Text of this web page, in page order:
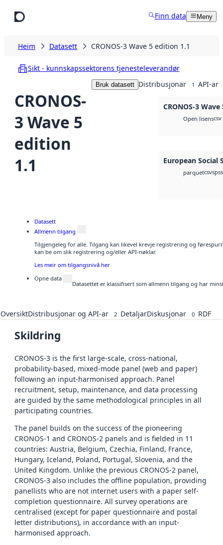
Finn data Meny
Heim Datasett CRONOS-3 Wave 5 edition 1.1
Sikt - kunnskapssektorens tjenesteleverandør
CRONOS-
3 Wave 5
edition
1.1
Bruk datasett Distribusjonar 1 API-ar
CRONOS-3
Open lisenscsv
European Social
parquetcsv
Datasett
Allmenn tilgang
Tilgjengeleg for alle. Tilgang kan likevel krevje registrering og
kan be om slik registrering og/eller API-nøklar.
Les meir om tilgangsnivå her
Opne data
Datasettet er klassifisert som allmenn tilgang og har
OversiktDistribusjonar og API-ar 2 DetaljarDiskusjonar 0 RDF
Skildring
CRONOS-3 is the first large-scale, cross-national,
probability-based, mixed-mode panel (web and paper)
following an input-harmonised approach. Panel
recruitment, setup, maintenance, and data processing
are guided by the same methodological principles in all
participating countries.
The panel builds on the success of the pioneering
CRONOS-1 and CRONOS-2 panels and is fielded in 11
countries: Austria, Belgium, Czechia, Finland, France,
Hungary, Iceland, Poland, Portugal, Slovenia, and the
United Kingdom. Unlike the previous CRONOS-2 panel,
CRONOS-3 also includes the offline population, providing
panellists who are not internet users with a paper self-
completion questionnaire. All survey operations are
centralised (except for paper questionnaire and postal
letter distributions), in accordance with an input-
harmonised approach.